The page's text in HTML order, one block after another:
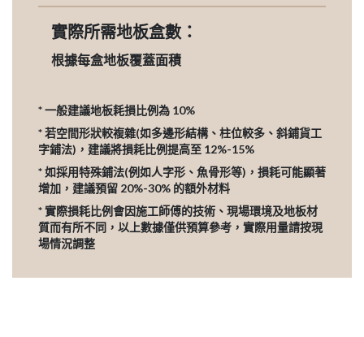
實際所需地板盒數：
根據每盒地板覆蓋面積
* 一般建議地板耗損比例為 10%
* 若空間形狀較複雜(如多邊形結構、柱位較多、斜鋪貨工
字鋪法)，建議將損耗比例提高至 12%-15%
* 如採用特殊鋪法(例如人字形、魚骨形等)，損耗可能顯著
增加，建議預留 20%-30% 的額外材料
* 實際損耗比例會因施工師傅的技術、現場環境及地板材
質而有所不同，以上數據僅供預算參考，實際用量請按現
場情況調整